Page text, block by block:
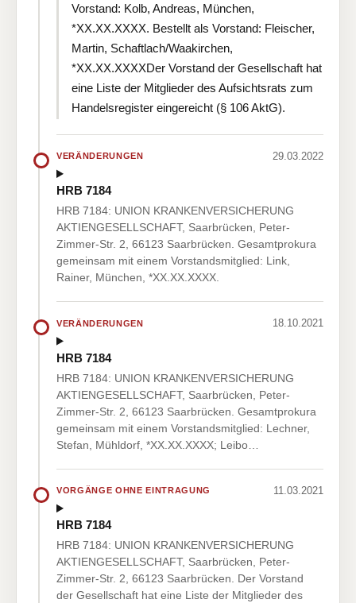
Vorstand: Kolb, Andreas, München,
*XX.XX.XXXX. Bestellt als Vorstand: Fleischer,
Martin, Schaftlach/Waakirchen,
*XX.XX.XXXXDer Vorstand der Gesellschaft hat
eine Liste der Mitglieder des Aufsichtsrats zum
Handelsregister eingereicht (§ 106 AktG).
VERÄNDERUNGEN 29.03.2022
HRB 7184
HRB 7184: UNION KRANKENVERSICHERUNG
AKTIENGESELLSCHAFT, Saarbrücken, Peter-
Zimmer-Str. 2, 66123 Saarbrücken. Gesamtprokura
gemeinsam mit einem Vorstandsmitglied: Link,
Rainer, München, *XX.XX.XXXX.
VERÄNDERUNGEN 18.10.2021
HRB 7184
HRB 7184: UNION KRANKENVERSICHERUNG
AKTIENGESELLSCHAFT, Saarbrücken, Peter-
Zimmer-Str. 2, 66123 Saarbrücken. Gesamtprokura
gemeinsam mit einem Vorstandsmitglied: Lechner,
Stefan, Mühldorf, *XX.XX.XXXX; Leibo…
VORGÄNGE OHNE EINTRAGUNG 11.03.2021
HRB 7184
HRB 7184: UNION KRANKENVERSICHERUNG
AKTIENGESELLSCHAFT, Saarbrücken, Peter-
Zimmer-Str. 2, 66123 Saarbrücken. Der Vorstand
der Gesellschaft hat eine Liste der Mitglieder des